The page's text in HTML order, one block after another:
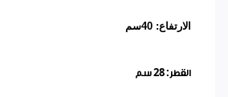
الارتفاع: 40سم
القطر: 28 سم